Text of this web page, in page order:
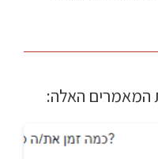
האלה: